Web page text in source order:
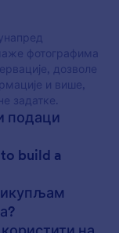
фотографима
дозволе
и више,
задатке.
подаци
build a